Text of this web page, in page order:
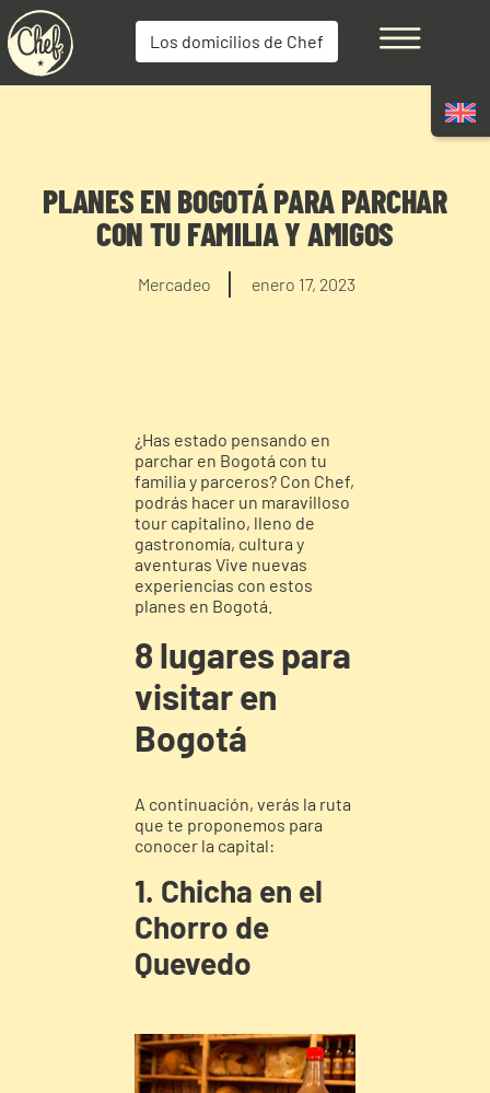
Los domicilios de Chef
PLANES EN BOGOTÁ PARA PARCHAR
CON TU FAMILIA Y AMIGOS
Mercadeo enero 17, 2023
¿Has estado pensando en
parchar en Bogotá con tu
familia y parceros? Con Chef,
podrás hacer un maravilloso
tour capitalino, lleno de
gastronomía, cultura y
aventuras Vive nuevas
experiencias con estos
planes en Bogotá.
8 lugares para
visitar en
Bogotá
A continuación, verás la ruta
que te proponemos para
conocer la capital:
1. Chicha en el
Chorro de
Quevedo